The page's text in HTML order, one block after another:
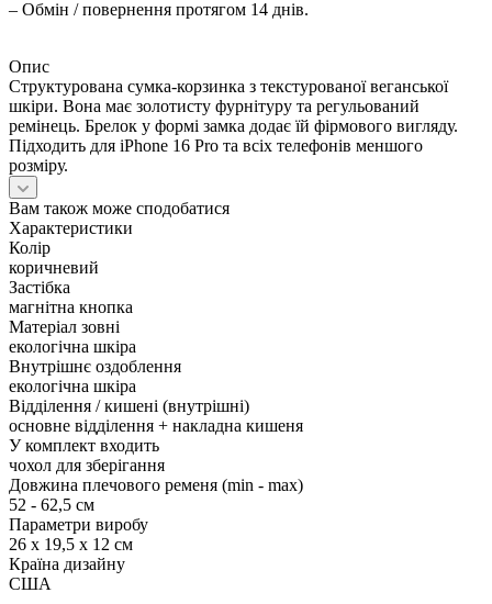
– Обмін / повернення протягом 14 днів.
Опис
Структурована сумка-корзинка з текстурованої веганської
шкіри. Вона має золотисту фурнітуру та регульований
ремінець. Брелок у формі замка додає їй фірмового вигляду.
Підходить для iPhone 16 Pro та всіх телефонів меншого
розміру.
Вам також може сподобатися
Характеристики
Колір
коричневий
Застібка
магнітна кнопка
Матеріал зовні
екологічна шкіра
Внутрішнє оздоблення
екологічна шкіра
Відділення / кишені (внутрішні)
основне відділення + накладна кишеня
У комплект входить
чохол для зберігання
Довжина плечового ременя (min - max)
52 - 62,5 см
Параметри виробу
26 x 19,5 x 12 см
Країна дизайну
США